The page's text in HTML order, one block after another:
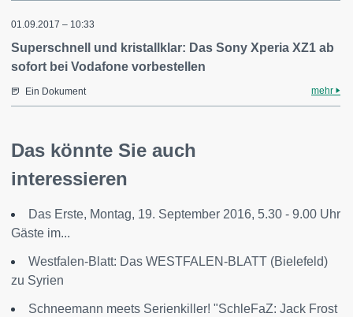
01.09.2017 – 10:33
Superschnell und kristallklar: Das Sony Xperia XZ1 ab
sofort bei Vodafone vorbestellen
Ein Dokument mehr
Das könnte Sie auch
interessieren
Das Erste, Montag, 19. September 2016, 5.30 - 9.00 Uhr
Gäste im...
Westfalen-Blatt: Das WESTFALEN-BLATT (Bielefeld)
zu Syrien
Schneemann meets Serienkiller! "SchleFaZ: Jack Frost